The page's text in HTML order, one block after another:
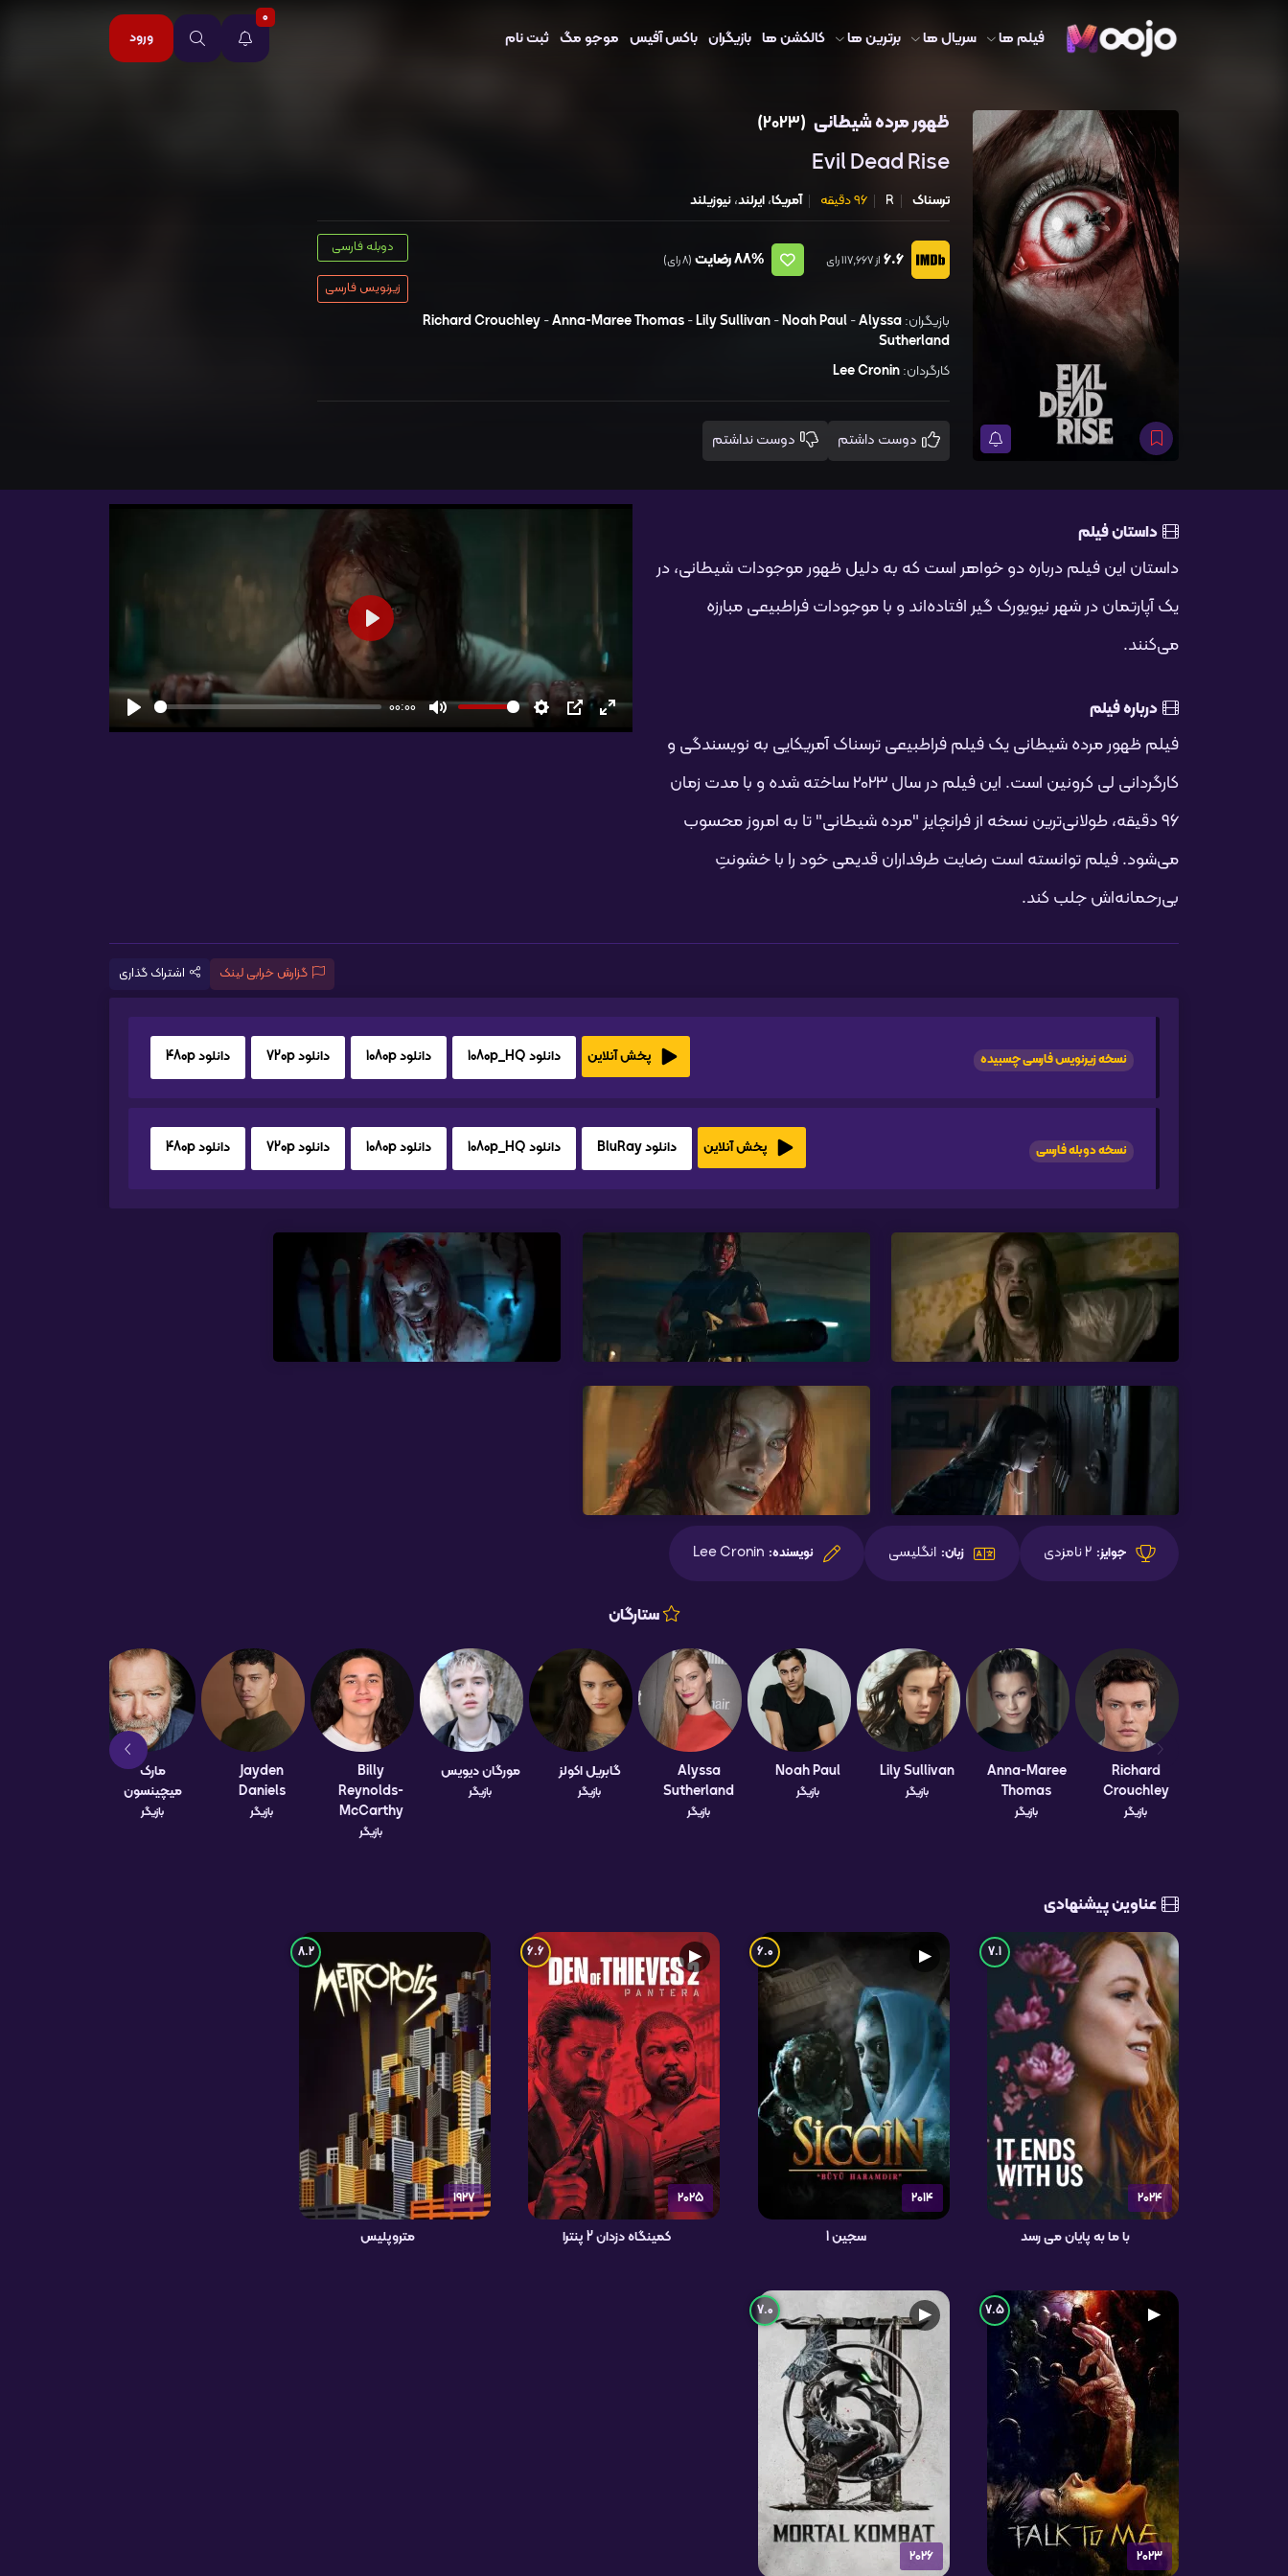
فیلم ها سریال ها برترین ها کالکشن ها بازیگران باکس آفیس موجو مگ ثبت نام
0
ورود
ظهور مرده شیطانی (2023)
Evil Dead Rise
ترسناک R 96 دقیقه آمریکا،ایرلند،نیوزیلند
دوبله فارسی
زیرنویس فارسی
6.6 از 117,667 رای 88%رضایت (8 رای)
بازیگران: Richard Crouchley-Anna-Maree Thomas-Lily Sullivan-Noah Paul-Alyssa
Sutherland
کارگردان:Lee Cronin
شروع
00:00
بی‌صدا تنظیمات
PIP تمام
شروع
داستان فیلم
داستان این فیلم درباره دو خواهر است که به دلیل ظهور موجودات شیطانی، در
یک آپارتمان در شهر نیویورک گیر افتاده‌اند و با موجودات فراطبیعی مبارزه
می‌کنند.
درباره فیلم
فیلم ظهور مرده شیطانی یک فیلم فراطبیعی ترسناک آمریکایی به نویسندگی و
کارگردانی لی کرونین است. این فیلم در سال 2023 ساخته شده و با مدت زمان
۹۶ دقیقه، طولانی‌ترین نسخه از فرانچایز "مرده شیطانی" تا به امروز محسوب
می‌شود. فیلم توانسته است رضایت طرفداران قدیمی خود را با خشونتِ
بی‌رحمانه‌‌‌اش جلب کند.
گزارش خرابی لینک اشتراک گذاری
نسخه زیرنویس فارسی چسبیده دانلود 480p دانلود 720p دانلود 1080p دانلود 1080p_HQ پخش آنلاین
نسخه دوبله فارسی دانلود 480p دانلود 720p دانلود 1080p دانلود 1080p_HQ دانلود BluRay پخش آنلاین
جوایز: 2 نامزدی زبان: انگلیسی نویسنده: Lee Cronin
ستارگان
Richard
Crouchley
بازیگر
Anna-Maree
Thomas
بازیگر
Lily Sullivan
بازیگر
Noah Paul
بازیگر
Alyssa
Sutherland
بازیگر
گابریل اکولز
بازیگر
مورگان دیویس
بازیگر
Billy
Reynolds-
McCarthy
بازیگر
Jayden
Daniels
بازیگر
مارک
میچینسون
بازیگر
عناوین پیشنهادی
2024
7.1
با ما به پایان می رسد
2014
▶
6.0
سجین 1
2025
▶
6.6
کمینگاه دزدان 2 پنترا
1927
8.2
متروپلیس
2023
▶
7.5
2026
▶
7.0